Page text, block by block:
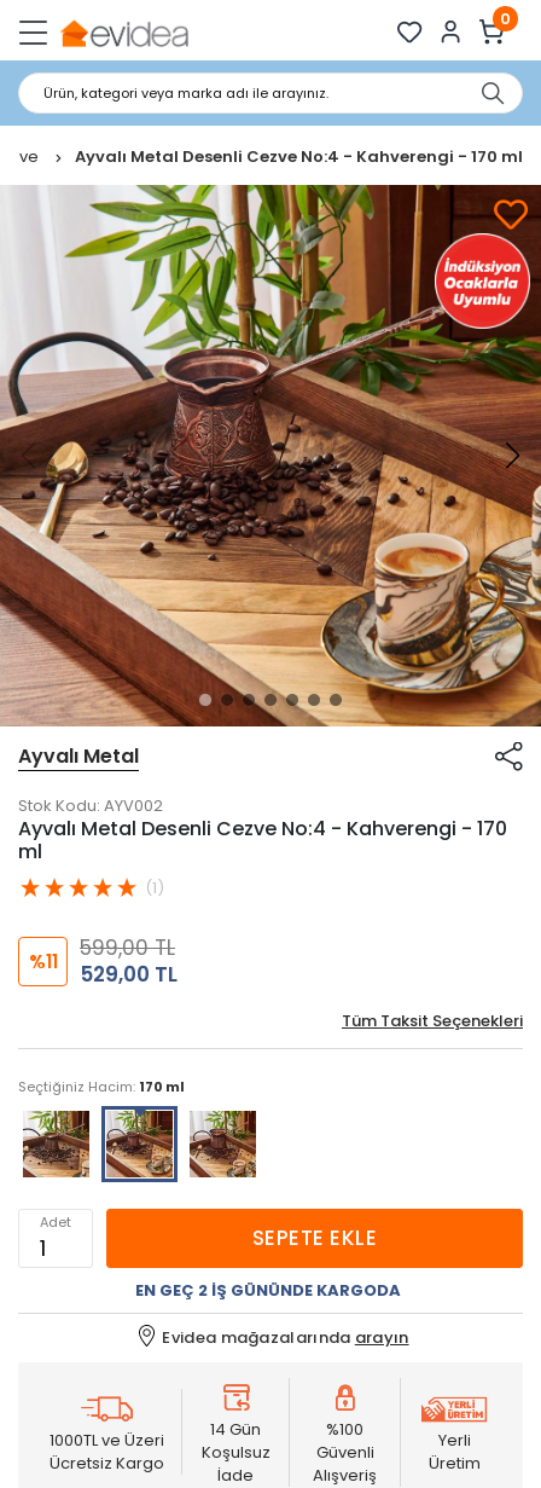
0
Ürün, kategori veya marka adı ile arayınız.
Ayvalı Metal Desenli Cezve No:4 - Kahverengi - 170 ml
Ayvalı Metal
Stok Kodu: AYV002
Ayvalı Metal Desenli Cezve No:4 - Kahverengi - 170
ml
(1)
%11
599,00 TL
529,00 TL
Tüm Taksit Seçenekleri
Seçtiğiniz Hacim: 170 ml
Adet
SEPETE EKLE
EN GEÇ 2 İŞ GÜNÜNDE KARGODA
Evidea mağazalarında arayın
1000TL ve Üzeri
Ücretsiz Kargo
14 Gün
Koşulsuz
İade
%100
Güvenli
Alışveriş
Yerli
Üretim